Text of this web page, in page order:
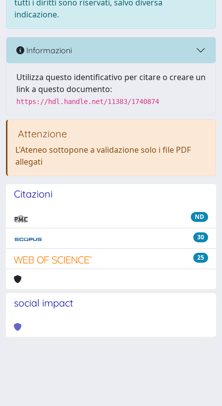
tutti i diritti sono riservati, salvo diversa
indicazione.
Informazioni
Utilizza questo identificativo per citare o creare un
link a questo documento:
https://hdl.handle.net/11383/1740874
Attenzione
L'Ateneo sottopone a validazione solo i file PDF
allegati
Citazioni
ND
30
25
social impact